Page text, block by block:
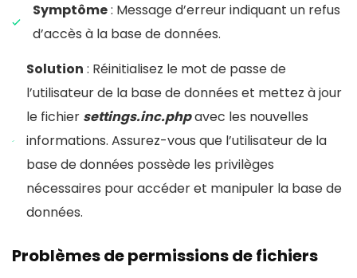
Symptôme: Message d’erreur indiquant un refus
d’accès à la base de données.
Solution : Réinitialisez le mot de passe de
l’utilisateur de la base de données et mettez à jour
le fichier settings.inc.phpavec les nouvelles
informations. Assurez-vous que l’utilisateur de la
base de données possède les privilèges
nécessaires pour accéder et manipuler la base de
données.
Problèmes de permissions de fichiers